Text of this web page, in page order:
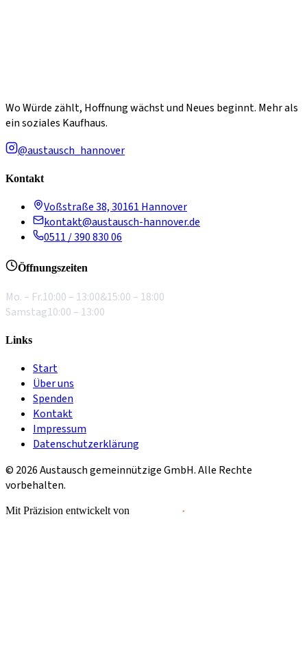
Wo Würde zählt, Hoffnung wächst und Neues beginnt. Mehr als
ein soziales Kaufhaus.
@austausch_hannover
Kontakt
Voßstraße 38, 30161 Hannover
kontakt@austausch-hannover.de
0511 / 390 830 06
Öffnungszeiten
Mo. – Fr.10:00 – 13:00&15:00 – 18:00
Samstag10:00 – 13:00
Links
Start
Über uns
Spenden
Kontakt
Impressum
Datenschutzerklärung
© 2026Austausch gemeinnützige GmbH. Alle Rechte
vorbehalten.
Mit Präzision entwickelt von